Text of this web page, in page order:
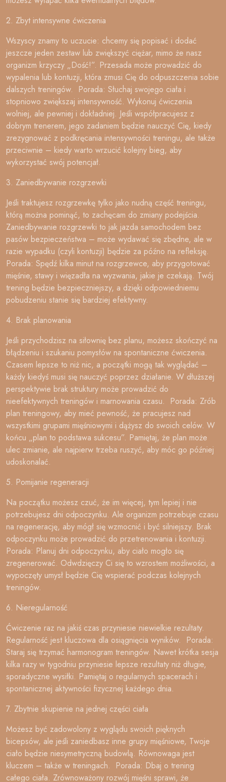
2. Zbyt intensywne ćwiczenia
Wszyscy znamy to uczucie: chcemy się popisać i dodać
jeszcze jeden zestaw lub zwiększyć ciężar, mimo że nasz
organizm krzyczy „Dość!”. Przesada może prowadzić do
wypalenia lub kontuzji, która zmusi Cię do odpuszczenia sobie
dalszych treningów. Porada: Słuchaj swojego ciała i
stopniowo zwiększaj intensywność. Wykonuj ćwiczenia
wolniej, ale pewniej i dokładniej. Jeśli współpracujesz z
dobrym trenerem, jego zadaniem będzie nauczyć Cię, kiedy
zrezygnować z podkręcania intensywności treningu, ale także
przeciwnie – kiedy warto wrzucić kolejny bieg, aby
wykorzystać swój potencjał.
3. Zaniedbywanie rozgrzewki
Jeśli traktujesz rozgrzewkę tylko jako nudną część treningu,
którą można pominąć, to zachęcam do zmiany podejścia.
Zaniedbywanie rozgrzewki to jak jazda samochodem bez
pasów bezpieczeństwa – może wydawać się zbędne, ale w
razie wypadku (czyli kontuzji) będzie za późno na refleksję.
Porada: Spędź kilka minut na rozgrzewce, aby przygotować
mięśnie, stawy i więzadła na wyzwania, jakie je czekają. Twój
trening będzie bezpieczniejszy, a dzięki odpowiedniemu
pobudzeniu stanie się bardziej efektywny.
4. Brak planowania
Jeśli przychodzisz na siłownię bez planu, możesz skończyć na
błądzeniu i szukaniu pomysłów na spontaniczne ćwiczenia.
Czasem lepsze to niż nic, a początki mogą tak wyglądać –
każdy kiedyś musi się nauczyć poprzez działanie. W dłuższej
perspektywie brak struktury może prowadzić do
nieefektywnych treningów i marnowania czasu. Porada: Zrób
plan treningowy, aby mieć pewność, że pracujesz nad
wszystkimi grupami mięśniowymi i dążysz do swoich celów. W
końcu „plan to podstawa sukcesu”. Pamiętaj, że plan może
ulec zmianie, ale najpierw trzeba ruszyć, aby móc go później
udoskonalać.
5. Pomijanie regeneracji
Na początku możesz czuć, że im więcej, tym lepiej i nie
potrzebujesz dni odpoczynku. Ale organizm potrzebuje czasu
na regenerację, aby mógł się wzmocnić i być silniejszy. Brak
odpoczynku może prowadzić do przetrenowania i kontuzji.
Porada: Planuj dni odpoczynku, aby ciało mogło się
zregenerować. Odwdzięczy Ci się to wzrostem możliwości, a
wypoczęty umysł będzie Cię wspierać podczas kolejnych
treningów.
6. Nieregularność
Ćwiczenie raz na jakiś czas przyniesie niewielkie rezultaty.
Regularność jest kluczowa dla osiągnięcia wyników. Porada:
Staraj się trzymać harmonogram treningów. Nawet krótka sesja
kilka razy w tygodniu przyniesie lepsze rezultaty niż długie,
sporadyczne wysiłki. Pamiętaj o regularnych spacerach i
spontanicznej aktywności fizycznej każdego dnia.
7. Zbytnie skupienie na jednej części ciała
Możesz być zadowolony z wyglądu swoich pięknych
bicepsów, ale jeśli zaniedbasz inne grupy mięśniowe, Twoje
ciało będzie niesymetryczną budowlą. Równowaga jest
kluczem – także w treningach. Porada: Dbaj o trening
całego ciała. Zrównoważony rozwój mięśni sprawi, że